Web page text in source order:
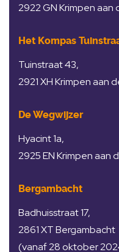
2922 GN Krimpen aan
Het Kompas
Tuinstraat 43,
2921 XH Krimpen aan
De Wegwijzer
Hyacint 1a,
2925 EN Krimpen aan
Bergambacht
Badhuisstraat 17,
2861 XT Bergambacht
(vanaf 28 oktober